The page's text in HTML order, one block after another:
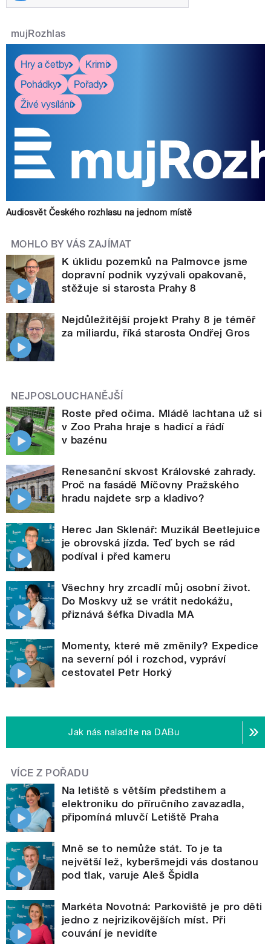
mujRozhlas
Hry a četby
Krimi
Pohádky
Pořady
Živé vysílání
Audiosvět Českého rozhlasu na jednom místě
MOHLO BY VÁS ZAJÍMAT
K úklidu pozemků na Palmovce jsme
dopravní podnik vyzývali opakovaně,
stěžuje si starosta Prahy 8
Nejdůležitější projekt Prahy 8 je téměř
za miliardu, říká starosta Ondřej Gros
NEJPOSLOUCHANĚJŠÍ
Roste před očima. Mládě lachtana už si
v Zoo Praha hraje s hadicí a řádí
v bazénu
Renesanční skvost Královské zahrady.
Proč na fasádě Míčovny Pražského
hradu najdete srp a kladivo?
Herec Jan Sklenář: Muzikál Beetlejuice
je obrovská jízda. Teď bych se rád
podíval i před kameru
Všechny hry zrcadlí můj osobní život.
Do Moskvy už se vrátit nedokážu,
přiznává šéfka Divadla MA
Momenty, které mě změnily? Expedice
na severní pól i rozchod, vypráví
cestovatel Petr Horký
Jak nás naladíte na DABu
VÍCE Z POŘADU
Na letiště s větším předstihem a
elektroniku do příručního zavazadla,
připomíná mluvčí Letiště Praha
Mně se to nemůže stát. To je ta
největší lež, kyberšmejdi vás dostanou
pod tlak, varuje Aleš Špidla
Markéta Novotná: Parkoviště je pro děti
jedno z nejrizikovějších míst. Při
couvání je nevidíte